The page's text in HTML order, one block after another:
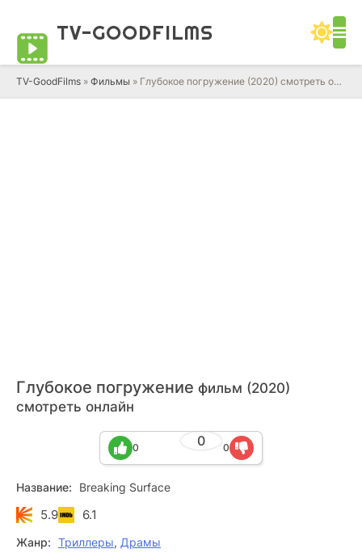
TV-GOODFILMS
TV-GoodFilms » Фильмы » Глубокое погружение (2020) смотреть онлайн фильм в HD качестве 720 - 1080 бесплатно
Глубокое погружение фильм (2020)
смотреть онлайн
0
0 0
Название: Breaking Surface
5.9 6.1
Жанр: Триллеры, Драмы